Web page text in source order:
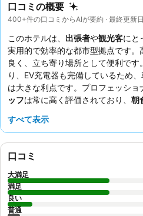
口コミの概要
400+件の口コミからAIが要約 · 最終更新
このホテルは、 出張者や観光客にと
実用的で効率的な都市型拠点です
良く、立ち寄り場所として便利です。
り、EV充電器も完備しているため
は大きな利点です。プロフェッシ
ッフは常に高く評価されており、 朝
は、庭園に面した部屋をリクエスト
すべて表示
口コミ
大満足
満足
良い
普通